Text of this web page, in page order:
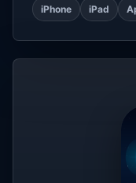
iPhone iPad